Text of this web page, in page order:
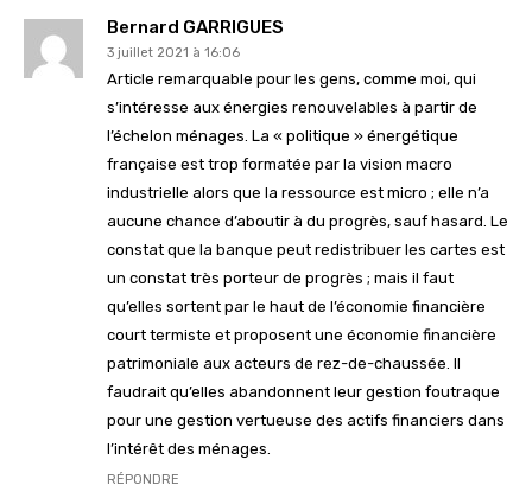
Bernard GARRIGUES
3 juillet 2021 à 16:06
Article remarquable pour les gens, comme moi, qui
s’intéresse aux énergies renouvelables à partir de
l’échelon ménages. La « politique » énergétique
française est trop formatée par la vision macro
industrielle alors que la ressource est micro ; elle n’a
aucune chance d’aboutir à du progrès, sauf hasard. Le
constat que la banque peut redistribuer les cartes est
un constat très porteur de progrès ; mais il faut
qu’elles sortent par le haut de l’économie financière
court termiste et proposent une économie financière
patrimoniale aux acteurs de rez-de-chaussée. Il
faudrait qu’elles abandonnent leur gestion foutraque
pour une gestion vertueuse des actifs financiers dans
l’intérêt des ménages.
RÉPONDRE